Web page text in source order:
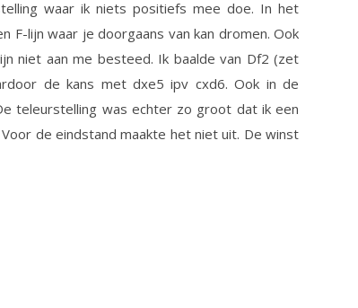
waar ik niets positiefs mee doe. In het
F-lijn waar je doorgaans van kan dromen. Ook
niet aan me besteed. Ik baalde van Df2 (zet
de kans met dxe5 ipv cxd6. Ook in de
teleurstelling was echter zo groot dat ik een
de eindstand maakte het niet uit. De winst